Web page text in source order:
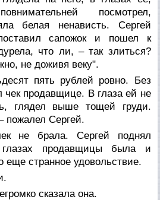
посмотрел,
белая ненависть. Сергей
сапожок и пошел к
что ли, – так злиться?
не доживя веку".
пять рублей ровно. Без
чек продавщице. В глаза ей не
глядел выше тощей груди.
пожалел Сергей.
не брала. Сергей поднял
продавщицы была и
еще странное удовольствие.
сказала она.